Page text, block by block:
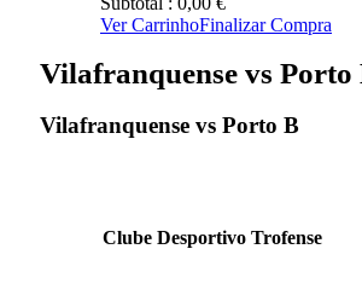
Ver CarrinhoFinalizar Compra
Vilafranquense vs Porto
Vilafranquense vs Porto B
Clube Desportivo Trofense